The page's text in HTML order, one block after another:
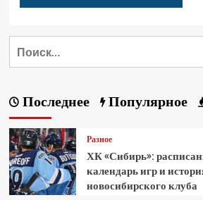
Последнее Популярное
Разное
ХК «Сибирь»:
календарь игр и
новосибирского клуба